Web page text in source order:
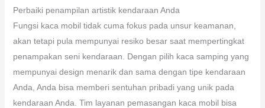
Perbaiki penampilan artistik kendaraan Anda
Fungsi kaca mobil tidak cuma fokus pada unsur keamanan,
akan tetapi pula mempunyai resiko besar saat mempertingkat
penampakan seni kendaraan. Dengan pilih kaca samping yang
mempunyai design menarik dan sama dengan tipe kendaraan
Anda, Anda bisa memberi sentuhan pribadi yang unik pada
kendaraan Anda. Tim layanan pemasangan kaca mobil bisa